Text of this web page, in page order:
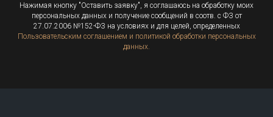
Нажимая кнопку "Оставить заявку", я соглашаюсь на обработку моих
персональных данных и получение сообщений в соотв. с ФЗ от
27.07.2006 №152-ФЗ на условиях и для целей, определенных
Пользовательским соглашением и политикой обработки персональных
данных.